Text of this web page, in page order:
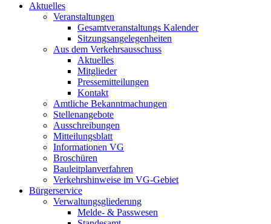
Aktuelles
Veranstaltungen
Gesamtveranstaltungs Kalender
Sitzungsangelegenheiten
Aus dem Verkehrsausschuss
Aktuelles
Mitglieder
Pressemitteilungen
Kontakt
Amtliche Bekanntmachungen
Stellenangebote
Ausschreibungen
Mitteilungsblatt
Informationen VG
Broschüren
Bauleitplanverfahren
Verkehrshinweise im VG-Gebiet
Bürgerservice
Verwaltungsgliederung
Melde- & Passwesen